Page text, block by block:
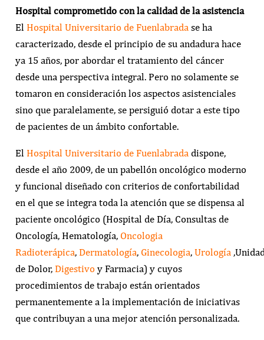
Hospital comprometido con la calidad de la asistencia
El Hospital Universitario de Fuenlabrada se ha
caracterizado, desde el principio de su andadura hace
ya 15 años, por abordar el tratamiento del cáncer
desde una perspectiva integral. Pero no solamente se
tomaron en consideración los aspectos asistenciales
sino que paralelamente, se persiguió dotar a este tipo
de pacientes de un ámbito confortable.
El Hospital Universitario de Fuenlabrada dispone,
desde el año 2009, de un pabellón oncológico moderno
y funcional diseñado con criterios de confortabilidad
en el que se integra toda la atención que se dispensa al
paciente oncológico (Hospital de Día, Consultas de
Oncología, Hematología, Oncologia
Radioterápica, Dermatología, Ginecologia, Urología
de Dolor, Digestivoy Farmacia) y cuyos
procedimientos de trabajo están orientados
permanentemente a la implementación de iniciativas
que contribuyan a una mejor atención personalizada.